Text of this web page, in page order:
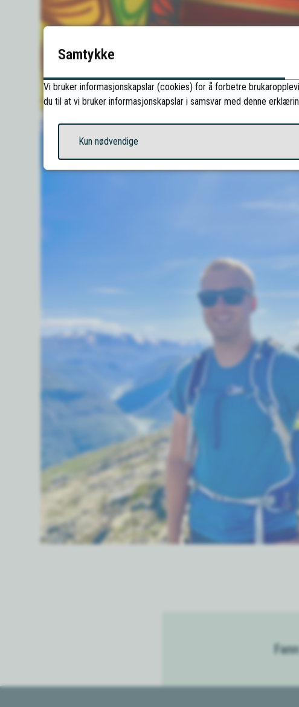
Samtykke
Vi bruker informasjonskapslar (cookies) for å forbetre
du til at vi bruker informasjonskapslar i samsvar med denne
Kun nødvendige